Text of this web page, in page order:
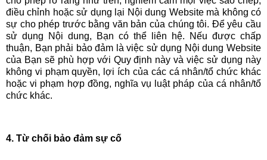
điều chỉnh hoặc sử dụng lại Nội dung Website mà không có
sự cho phép trước bằng văn bản của chúng tôi. Để yêu cầu
sử dụng Nội dung, Bạn có thể liên hệ. Nếu được chấp
thuận, Bạn phải bảo đảm là việc sử dụng Nội dung Website
của Bạn sẽ phù hợp với Quy định này và việc sử dụng này
không vi phạm quyền, lợi ích của các cá nhân/tổ chức khác
hoặc vi phạm hợp đồng, nghĩa vụ luật pháp của cá nhân/tổ
chức khác.
4. Từ chối bảo đảm sự cố